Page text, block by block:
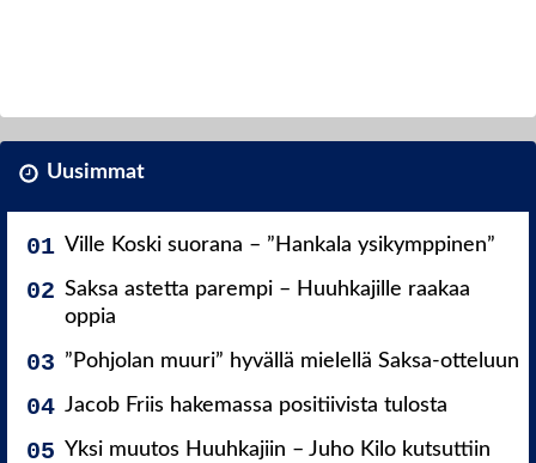
Uusimmat
Ville Koski suorana – ”Hankala ysikymppinen”
Saksa astetta parempi – Huuhkajille raakaa
oppia
”Pohjolan muuri” hyvällä mielellä Saksa-otteluun
Jacob Friis hakemassa positiivista tulosta
Yksi muutos Huuhkajiin – Juho Kilo kutsuttiin